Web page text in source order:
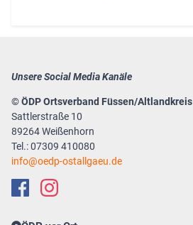
Unsere Social Media Kanäle
© ÖDP Ortsverband Füssen/Altlandkreis
Sattlerstraße 10
89264 Weißenhorn
Tel.: 07309 410080
info
oedp-ostallgaeu.de